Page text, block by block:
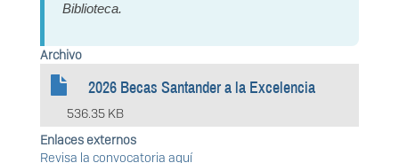
Biblioteca.
Archivo
2026 Becas Santander a la Excelencia
536.35 KB
Enlaces externos
Revisa la convocatoria aquí